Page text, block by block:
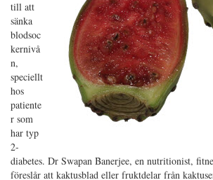
till att
sänka
blodsoc
kernivå
n,
speciellt
hos
patiente
r som
har typ
2-
diabetes. Dr Swapan Banerjee, en nutritionist,
föreslår att kaktusblad eller fruktdelar från